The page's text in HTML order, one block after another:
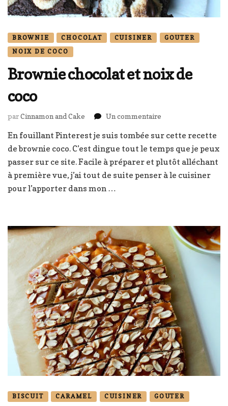
BROWNIE CHOCOLAT CUISINER
GOUTER
NOIX DE COCO
Brownie chocolat et noix de
coco
parCinnamon and Cake Un commentaire
chocolat
et
noix
coco
En fouillant Pinterest je suis tombée sur cette recette
de brownie coco. C’est dingue tout le temps que je peux
passer sur ce site. Facile à préparer et plutôt alléchant
à première vue, j’ai tout de suite penser à le cuisiner
pour l’apporter dans mon …
BISCUIT CARAMEL CUISINER GOUTER